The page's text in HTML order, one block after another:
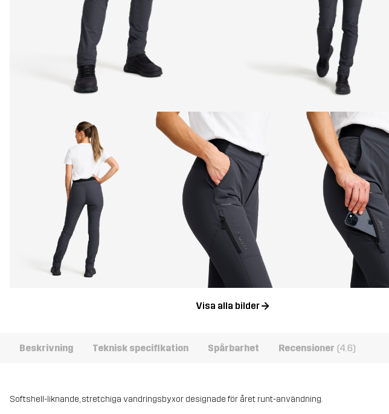
Visa alla bilder
Beskrivning Teknisk specifikation Spårbarhet Recensioner (4.6)
Softshell-liknande, stretchiga vandringsbyxor designade för året runt-användning.